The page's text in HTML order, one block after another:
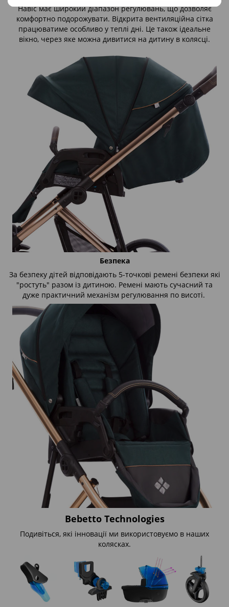
Навіс має широкий діапазон регулювань, що дозволяє
комфортно подорожувати. Відкрита вентиляційна сітка
працюватиме особливо у теплі дні. Це також ідеальне
вікно, через яке можна дивитися на дитину в колясці.
Безпека
За безпеку дітей відповідають 5-точкові ремені безпеки які
"ростуть" разом із дитиною. Ремені мають сучасний та
дуже практичний механізм регулювання по висоті.
Bebetto Technologies
Подивіться, які інновації ми використовуємо в наших
колясках.